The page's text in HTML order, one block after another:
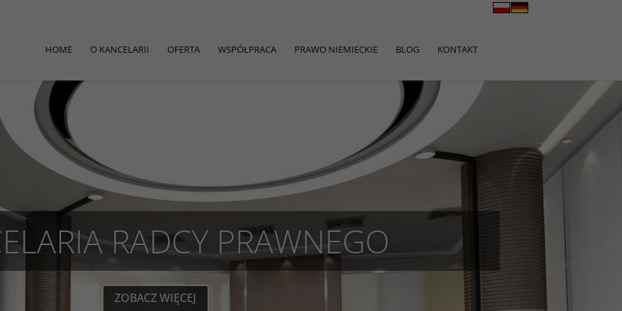
HOME O KANCELARII OFERTA WSPÓŁPRACA PRAWO NIEMIECKIE BLOG KONTAKT
RADCY PRAWNEGO
ZOBACZ WIĘCEJ